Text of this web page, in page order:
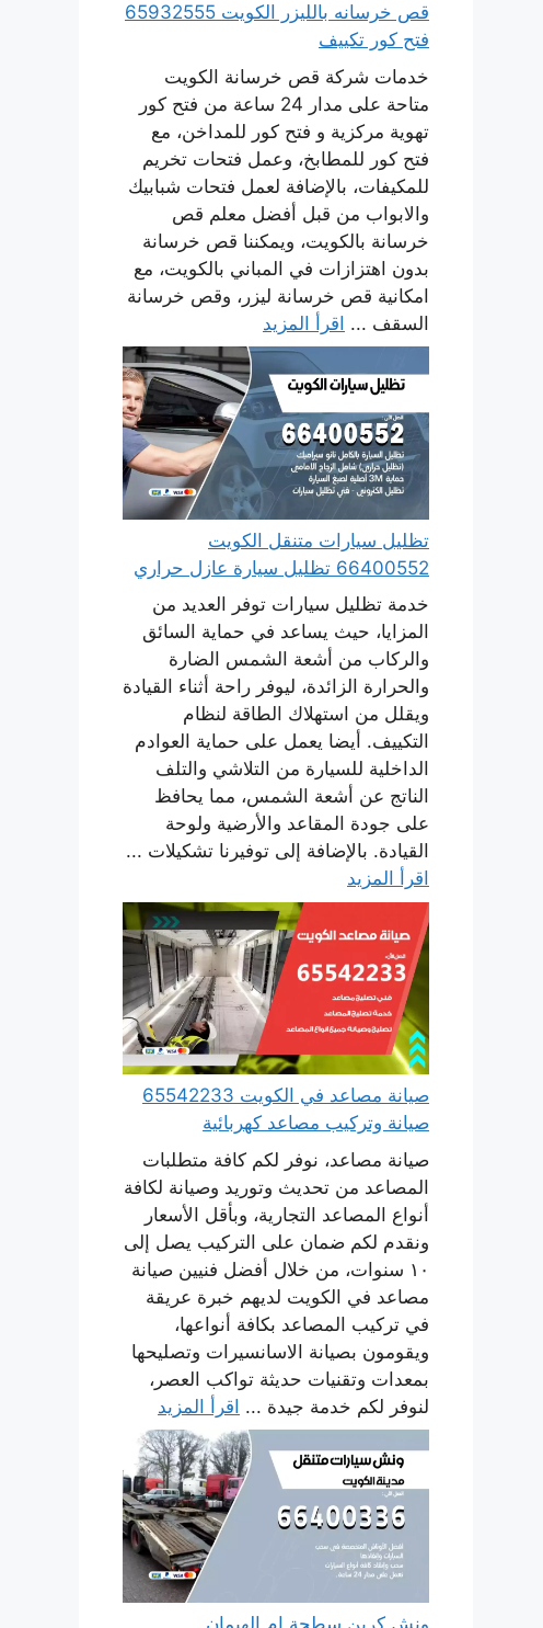
قص خرسانه بالليزر الكويت 65932555
فتح كور تكييف
خدمات شركة قص خرسانة الكويت
متاحة على مدار 24 ساعة من فتح كور
تهوية مركزية و فتح كور للمداخن، مع
فتح كور للمطابخ، وعمل فتحات تخريم
للمكيفات، بالإضافة لعمل فتحات شبابيك
والابواب من قبل أفضل معلم قص
خرسانة بالكويت، ويمكننا قص خرسانة
بدون اهتزازات في المباني بالكويت، مع
امكانية قص خرسانة ليزر، وقص خرسانة
السقف ... اقرأ المزيد
تظليل سيارات متنقل الكويت
66400552 تظليل سيارة عازل حراري
خدمة تظليل سيارات توفر العديد من
المزايا، حيث يساعد في حماية السائق
والركاب من أشعة الشمس الضارة
والحرارة الزائدة، ليوفر راحة أثناء القيادة
ويقلل من استهلاك الطاقة لنظام
التكييف. أيضا يعمل على حماية العوادم
الداخلية للسيارة من التلاشي والتلف
الناتج عن أشعة الشمس، مما يحافظ
على جودة المقاعد والأرضية ولوحة
القيادة. بالإضافة إلى توفيرنا تشكيلات ...
اقرأ المزيد
صيانة مصاعد في الكويت 65542233
صيانة وتركيب مصاعد كهربائية
صيانة مصاعد، نوفر لكم كافة متطلبات
المصاعد من تحديث وتوريد وصيانة لكافة
أنواع المصاعد التجارية، وبأقل الأسعار
ونقدم لكم ضمان على التركيب يصل إلى
١٠ سنوات، من خلال أفضل فنيين صيانة
مصاعد في الكويت لديهم خبرة عريقة
في تركيب المصاعد بكافة أنواعها،
ويقومون بصيانة الاسانسيرات وتصليحها
بمعدات وتقنيات حديثة تواكب العصر،
لنوفر لكم خدمة جيدة ... اقرأ المزيد
ونش كرين سطحة ام الهيمان